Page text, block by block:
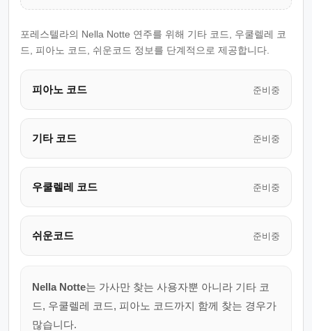
포레스텔라의 Nella Notte 연주를 위해 기타 코드, 우쿨렐레 코
드, 피아노 코드, 쉬운코드 정보를 단계적으로 제공합니다.
피아노 코드 준비중
기타 코드 준비중
우쿨렐레 코드 준비중
쉬운코드 준비중
Nella Notte는 가사만 찾는 사용자뿐 아니라 기타 코
드, 우쿨렐레 코드, 피아노 코드까지 함께 찾는 경우가
많습니다.